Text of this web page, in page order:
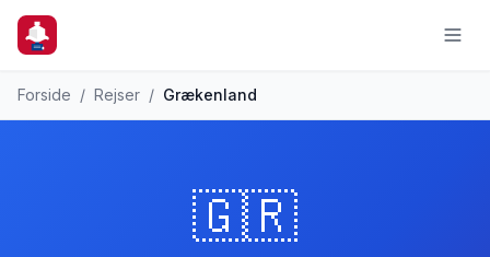
Forside / Rejser / Grækenland
🇬🇷